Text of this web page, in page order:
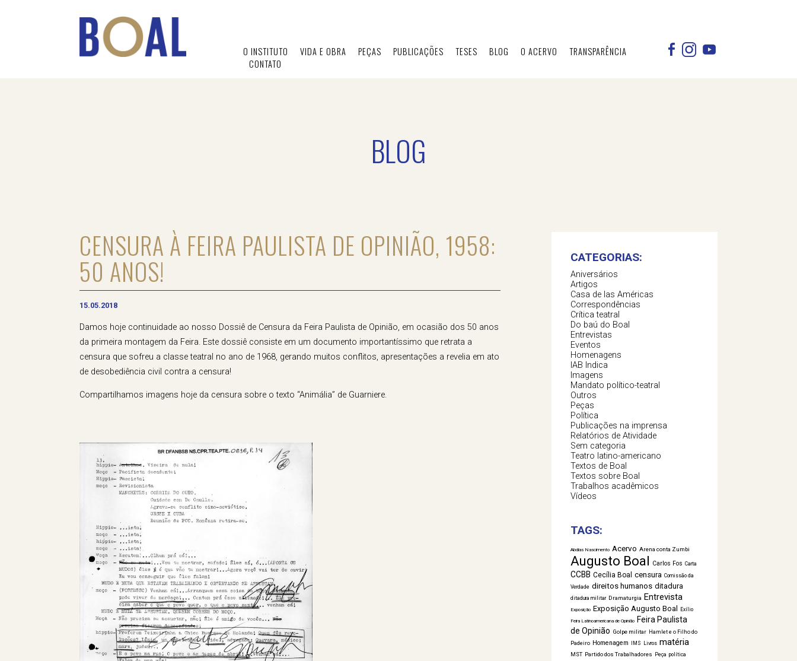
O INSTITUTO VIDA E OBRA PEÇAS PUBLICAÇÕES TESES BLOG O ACERVO
TRANSPARÊNCIA
CONTATO
BLOG
CENSURA À FEIRA PAULISTA DE OPINIÃO, 1958:
50 ANOS!
15.05.2018
Damos hoje continuidade ao nosso Dossiê de Censura da Feira Paulista de Opinião, em ocasião dos 50 anos
da primeira montagem da Feira. Este dossiê consiste em um documento importantíssimo que retrata a
censura que sofreu a classe teatral no ano de 1968, gerando muitos conflitos, apresentações a revelia em ato
de desobediência civil contra a censura!
Compartilhamos imagens hoje da censura sobre o texto “Animália” de Guarniere.
CATEGORIAS:
Aniversários
Artigos
Casa de las Américas
Correspondências
Crítica teatral
Do baú do Boal
Entrevistas
Eventos
Homenagens
IAB Indica
Imagens
Mandato político-teatral
Outros
Peças
Política
Publicações na imprensa
Relatórios de Atividade
Sem categoria
Teatro latino-americano
Textos de Boal
Textos sobre Boal
Trabalhos acadêmicos
Vídeos
TAGS:
Abdias Nascimento Acervo Arena conta Zumbi
Augusto Boal Carlos Fos Carta
CCBB Cecília Boal censura Comissão da
Verdade direitos humanos ditadura
ditadura militar Dramaturgia Entrevista
Exposição Exposição Augusto Boal Exílio
Feira Latinoamericana de Opinião
Feira Paulista
de Opinião Golpe militar Hamlet e o Filho do
Padeiro Homenagem IMS Livros matéria
MST Partido dos Trabalhadores Peça política